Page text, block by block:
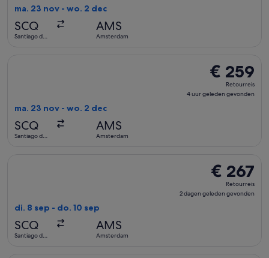
ma. 23 nov - wo. 2 dec
SCQ
Santiago de
AMS
Amsterdam
€ 259
Retourreis,
4
€ 259
Retourreis
4 uur geleden gevonden
ma. 23 nov - wo. 2 dec
SCQ
Santiago de
AMS
Amsterdam
€ 267
Retourreis,
2
€ 267
Retourreis
2 dagen geleden gevonden
di. 8 sep - do. 10 sep
SCQ
Santiago de
AMS
Amsterdam